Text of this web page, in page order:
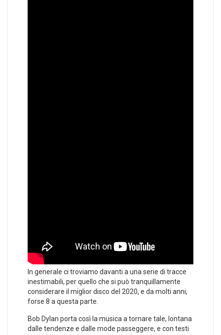
In generale ci troviamo davanti a una serie di tracce
inestimabili, per quello che si può tranquillamente
considerare il miglior disco del 2020, e da molti anni,
forse 8 a questa parte.
Bob Dylan porta così la musica a tornare tale, lontana
dalle tendenze e dalle mode passeggere, e con testi